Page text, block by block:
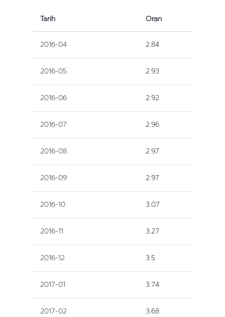
Tarih Oran
2016-04 2.84
2016-05 2.93
2016-06 2.92
2016-07 2.96
2016-08 2.97
2016-09 2.97
2016-10 3.07
2016-11 3.27
2016-12 3.5
2017-01 3.74
2017-02 3.68